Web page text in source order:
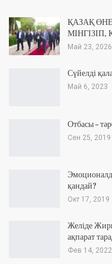
ҚАЗАҚ
Май 23, 2026
Сүйелді
Май 6, 2023
Отбасы –
Сен 25, 2019
қандай?
Окт 17, 2019
Желіде
ақпарат
Фев 14, 2022